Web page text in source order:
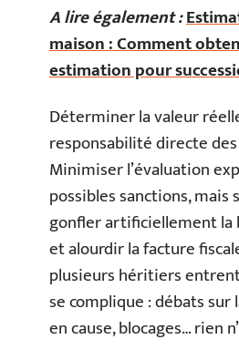
A lire également :
maison : Comment
estimation pour
Déterminer la valeur
responsabilité directe
Minimiser l’évaluation
possibles sanctions, mais
gonfler artificiellement la
et alourdir la facture
plusieurs héritiers
se complique : débats sur
en cause, blocages… rien